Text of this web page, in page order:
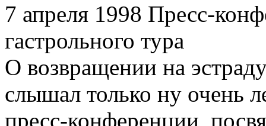
7 апреля 1998 Пресс-
гастрольного тура
О возвращении на
слышал только ну очень
пресс-конференции,